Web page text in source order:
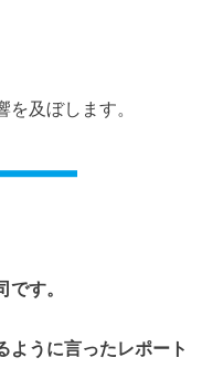
及ぼします。
です。
ように言ったレポート